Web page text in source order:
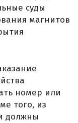
суды
магнитов
номер или
того, из
должны